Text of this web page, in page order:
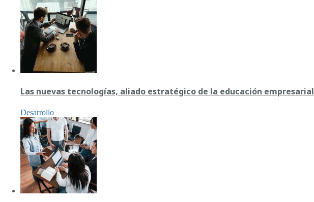
Las nuevas tecnologías, aliado estratégico de la educación empresarial
Desarrollo